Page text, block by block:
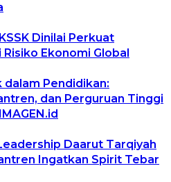
Dinilai Perkuat
Ekonomi Global
dalam Pendidikan:
dan Perguruan Tinggi
Daarut Tarqiyah
Ingatkan Spirit Tebar